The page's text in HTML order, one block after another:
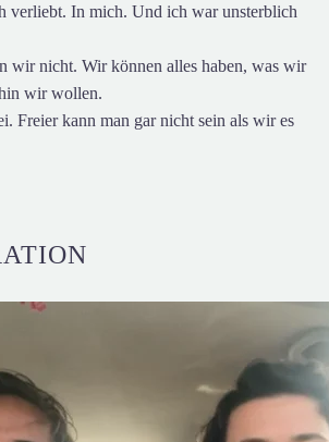
verliebt. In mich. Und ich war unsterblich
wir nicht. Wir können alles haben, was wir
wir wollen.
Freier kann man gar nicht sein als wir es